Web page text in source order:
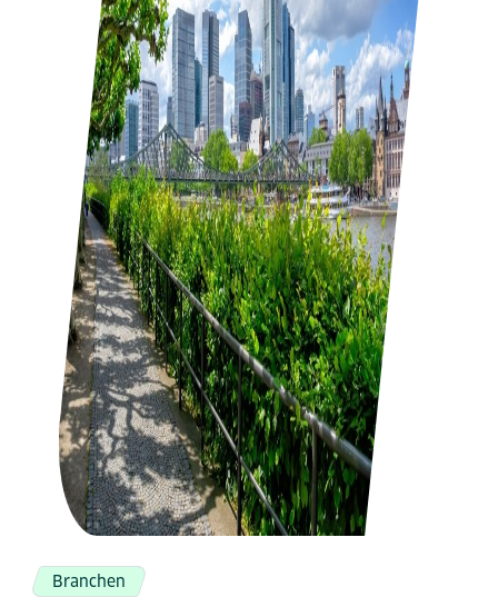
Branchen